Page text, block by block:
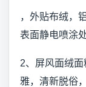
，外贴布绒，
表面静电喷涂
2、屏风面绒
雅，清新脱俗